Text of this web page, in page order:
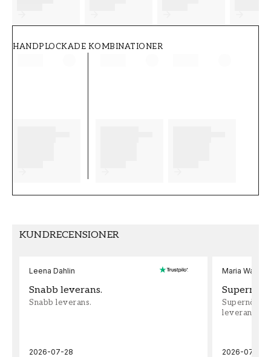
HANDPLOCKADE KOMBINATIONER
KUNDRECENSIONER
Leena Dahlin
Snabb leverans.
Snabb leverans.
2026-07-28
Maria
leveran,
2026-07-22